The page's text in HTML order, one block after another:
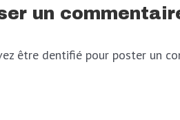
un
être dentifié pour poster un